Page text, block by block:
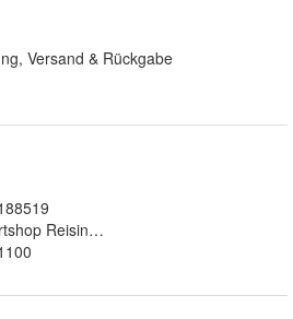
Versand & Rückgabe
Reisinger